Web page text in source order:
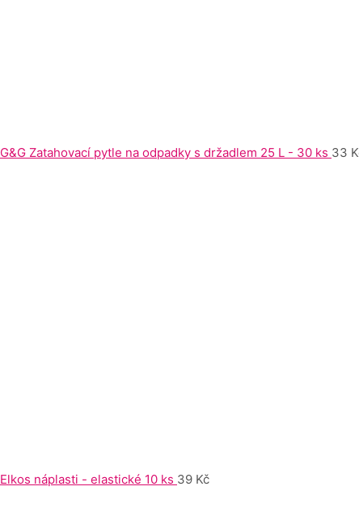
G&G Zatahovací pytle na odpadky s držadlem 25 L - 30 ks 33
Elkos náplasti - elastické 10 ks 39 Kč